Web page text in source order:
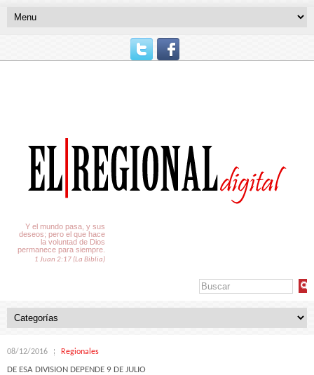
Y el mundo pasa, y sus
deseos; pero el que hace
la voluntad de Dios
permanece para siempre.
1 Juan 2:17 (La Biblia)
08/12/2016 Regionales
DE ESA DIVISION DEPENDE 9 DE JULIO